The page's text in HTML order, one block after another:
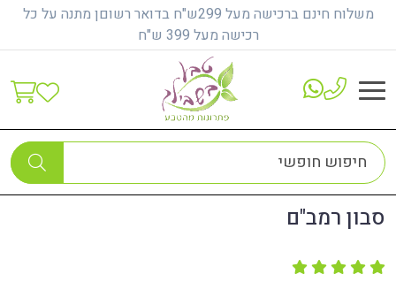
משלוח חינם ברכישה מעל 299ש"ח בדואר רשוםן מתנה על כל
רכישה מעל 399 ש"ח
טיפול בבעיות עור סבון רמב"ם
סבון רמב"ם